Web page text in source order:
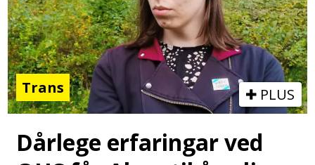
Trans PLUS
Dårlege erfaringar ved